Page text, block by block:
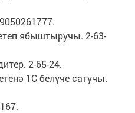
ябыштыручы. 2-63-
2-65-24.
1С белүче сатучы.